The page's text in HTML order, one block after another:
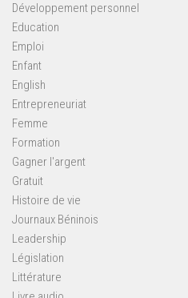
Développement personnel
Education
Emploi
Enfant
English
Entrepreneuriat
Femme
Formation
Gagner l'argent
Gratuit
Histoire de vie
Journaux Béninois
Leadership
Législation
Littérature